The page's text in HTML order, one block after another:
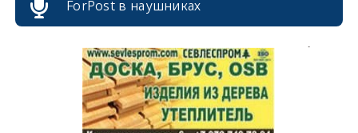
ForPost в наушниках